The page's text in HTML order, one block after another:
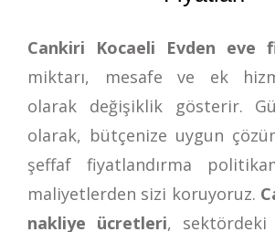
Cankiri Kocaeli Evden eve
miktarı, mesafe ve ek
olarak değişiklik gösterir.
olarak, bütçenize uygun
şeffaf fiyatlandırma
maliyetlerden sizi koruyoruz.
nakliye ücretleri, sektördeki